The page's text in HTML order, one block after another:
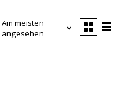
Am meisten
angesehen